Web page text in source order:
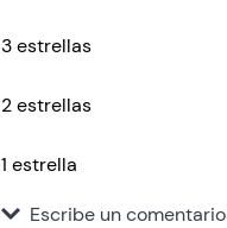
3 estrellas
2 estrellas
1 estrella
Escribe un comentario